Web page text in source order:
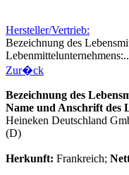
Hersteller/Vertrieb:
Bezeichnung des
Zur�ck
Bezeichnung des
Name und Anschrift des
Heineken Deutschland
(D)
Herkunft: Frankreich;